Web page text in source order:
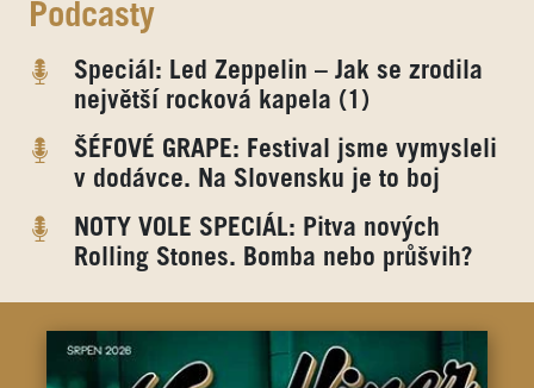
Podcasty
Speciál: Led Zeppelin – Jak se zrodila
největší rocková kapela (1)
ŠÉFOVÉ GRAPE: Festival jsme vymysleli
v dodávce. Na Slovensku je to boj
NOTY VOLE SPECIÁL: Pitva nových
Rolling Stones. Bomba nebo průšvih?